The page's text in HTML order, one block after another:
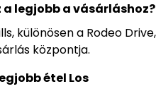
a legjobb a vásárláshoz?
különösen a Rodeo Drive,
központja.
étel Los